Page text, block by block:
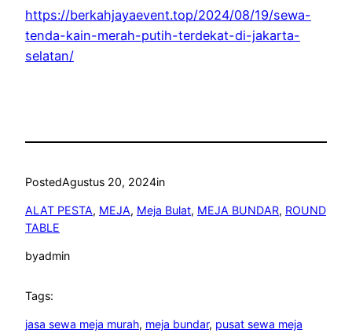
https://berkahjayaevent.top/2024/08/19/sewa-
tenda-kain-merah-putih-terdekat-di-jakarta-
selatan/
PostedAgustus 20, 2024in
ALAT PESTA, MEJA, Meja Bulat, MEJA BUNDAR, ROUND
TABLE
byadmin
Tags:
jasa sewa meja murah, meja bundar, pusat sewa meja